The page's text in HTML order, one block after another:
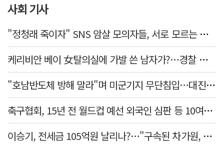
사회 기사
"정청래 죽이자" SNS 암살 모의자들, 서로 모르는 사이였다…檢송치
케리비안 베이 女탈의실에 가발 쓴 남자가?…경찰 추적 중
"호남반도체 방해 말라"며 미군기지 무단침입…대진연 회원 3명 '구속'
축구협회, 15년 전 월드컵 예선 외국인 심판 등 10여명에 '성 접대'
이승기, 전세금 105억원 날리나?…"구속된 차가원, 형사 범죄 영역"